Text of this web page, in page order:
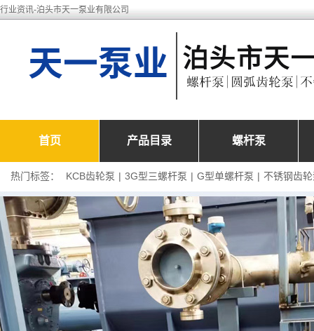
行业资讯-泊头市天一泵业有限公司
首页 产品目录 螺杆泵
热门标签： KCB齿轮泵 | 3G型三螺杆泵 | G型单螺杆泵 | 不锈钢齿